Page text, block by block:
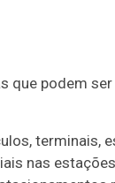
que podem
terminais,
nas